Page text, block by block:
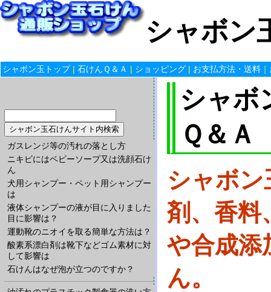
シャボン
シャボン玉トップ|石けんＱ＆Ａ | ショッピング | お支払方法・送料 ｜
ガスレンジ等の汚れの落とし方
ニキビにはベビーソープ又は洗顔石け
ん
犬用シャンプー・ペット用シャンプー
は
液体シャンプーの液が目に入りました
目に影響は？
運動靴のニオイを取る簡単な方法は？
酸素系漂白剤は靴下などゴム素材に対
して影響は
石けんはなぜ泡が立つのですか？
シャボ
Ｑ＆Ａ
シャボン
剤、香料
や合成添
ん。